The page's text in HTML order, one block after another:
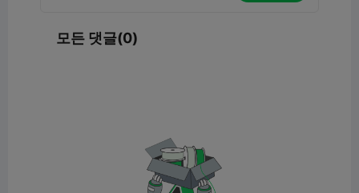
모든 댓글(0)